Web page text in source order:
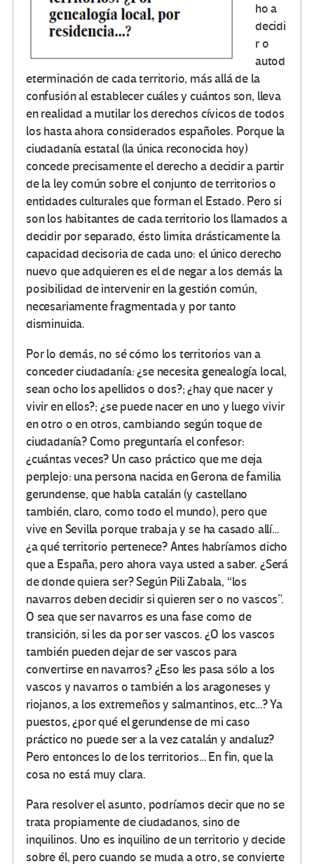
ho a
decidi
r o
autod
eterminación de cada territorio, más allá de la
confusión al establecer cuáles y cuántos son, lleva
en realidad a mutilar los derechos cívicos de todos
los hasta ahora considerados españoles. Porque la
ciudadanía estatal (la única reconocida hoy)
concede precisamente el derecho a decidir a partir
de la ley común sobre el conjunto de territorios o
entidades culturales que forman el Estado. Pero si
son los habitantes de cada territorio los llamados a
decidir por separado, ésto limita drásticamente la
capacidad decisoria de cada uno: el único derecho
nuevo que adquieren es el de negar a los demás la
posibilidad de intervenir en la gestión común,
necesariamente fragmentada y por tanto
disminuida.
Por lo demás, no sé cómo los territorios van a
conceder ciudadanía: ¿se necesita genealogía local,
sean ocho los apellidos o dos?; ¿hay que nacer y
vivir en ellos?; ¿se puede nacer en uno y luego vivir
en otro o en otros, cambiando según toque de
ciudadanía? Como preguntaría el confesor:
¿cuántas veces? Un caso práctico que me deja
perplejo: una persona nacida en Gerona de familia
gerundense, que habla catalán (y castellano
también, claro, como todo el mundo), pero que
vive en Sevilla porque trabaja y se ha casado allí…
¿a qué territorio pertenece? Antes habríamos dicho
que a España, pero ahora vaya usted a saber. ¿Será
de donde quiera ser? Según Pili Zabala, “los
navarros deben decidir si quieren ser o no vascos”.
O sea que ser navarros es una fase como de
transición, si les da por ser vascos. ¿O los vascos
también pueden dejar de ser vascos para
convertirse en navarros? ¿Eso les pasa sólo a los
vascos y navarros o también a los aragoneses y
riojanos, a los extremeños y salmantinos, etc…? Ya
puestos, ¿por qué el gerundense de mi caso
práctico no puede ser a la vez catalán y andaluz?
Pero entonces lo de los territorios… En fin, que la
cosa no está muy clara.
Para resolver el asunto, podríamos decir que no se
trata propiamente de ciudadanos, sino de
inquilinos. Uno es inquilino de un territorio y decide
sobre él, pero cuando se muda a otro, se convierte